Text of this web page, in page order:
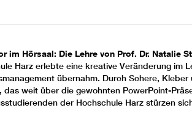
im Hörsaal: Die Lehre von Prof. Dr. Natalie
Harz erlebte eine kreative Veränderung im
übernahm. Durch Schere,
das weit über die gewohnten PowerPoint-
der Hochschule Harz stürzen